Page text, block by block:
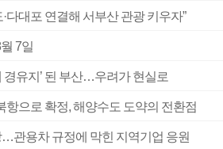
다대포 연결해 서부산 관광 키우자”
7일
경유지’ 된 부산…우려가 현실로
항으로 확정, 해양수도 도약의 전환점
관용차 규정에 막힌 지역기업 응원